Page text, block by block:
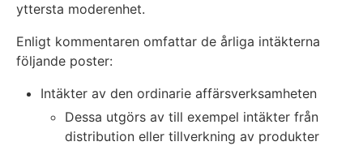
yttersta moderenhet.
Enligt kommentaren omfattar de årliga intäkterna
följande poster:
Intäkter av den ordinarie affärsverksamheten
Dessa utgörs av till exempel intäkter från
distribution eller tillverkning av produkter